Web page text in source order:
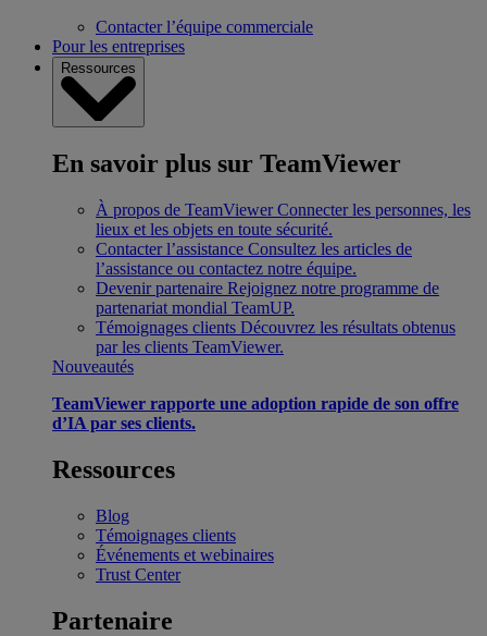
Contacter l’équipe commerciale
Pour les entreprises
Ressources
En savoir plus sur TeamViewer
À propos de TeamViewer Connecter les personnes, les
lieux et les objets en toute sécurité.
Contacter l’assistance Consultez les articles de
l’assistance ou contactez notre équipe.
Devenir partenaire Rejoignez notre programme de
partenariat mondial TeamUP.
Témoignages clients Découvrez les résultats obtenus
par les clients TeamViewer.
Nouveautés
TeamViewer rapporte une adoption rapide de son offre
d’IA par ses clients.
Ressources
Blog
Témoignages clients
Événements et webinaires
Trust Center
Partenaire